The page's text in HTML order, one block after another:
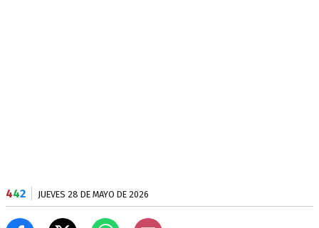
442 JUEVES 28 DE MAYO DE 2026